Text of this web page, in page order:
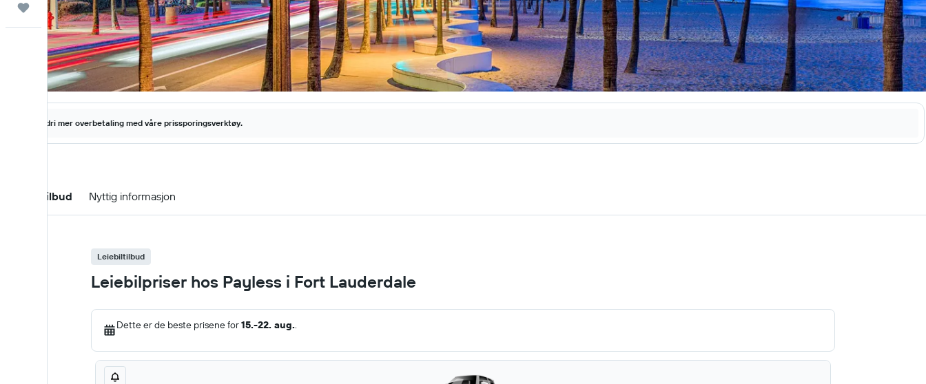
Reiser
Aldri mer overbetaling med våre prissporingsverktøy.
Leiebiltilbud Nyttig informasjon
Leiebiltilbud
Leiebilpriser hos Payless i Fort Lauderdale
Dette er de beste prisene for15.-22. aug..